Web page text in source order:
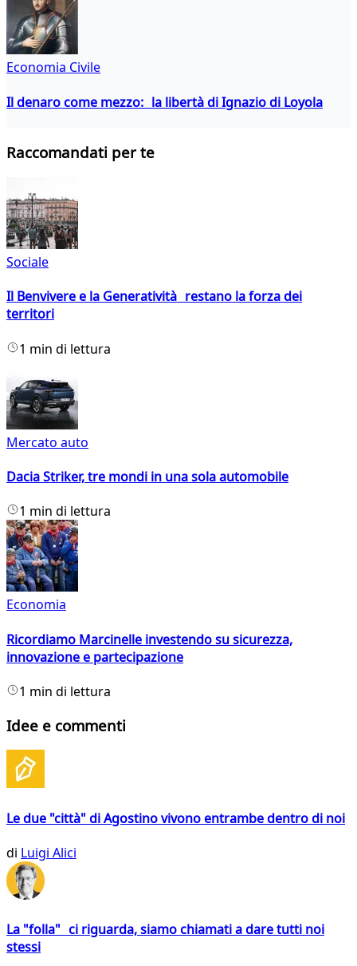
Economia Civile
Il denaro come mezzo: la libertà di Ignazio di Loyola
Raccomandati per te
Sociale
Il Benvivere e la Generatività restano la forza dei
territori
1 min di lettura
Mercato auto
Dacia Striker, tre mondi in una sola automobile
1 min di lettura
Economia
Ricordiamo Marcinelle investendo su sicurezza,
innovazione e partecipazione
1 min di lettura
Idee e commenti
Le due "città" di Agostino vivono entrambe dentro di noi
di Luigi Alici
La "folla" ci riguarda, siamo chiamati a dare tutti noi
stessi